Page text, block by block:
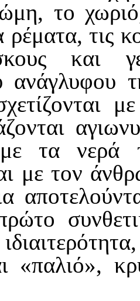
το
τις
και
ανάγλυφου
τα νερά
με τον
«παλιό»,